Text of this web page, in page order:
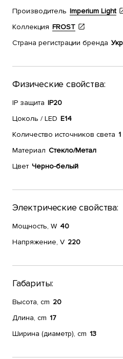
Производитель Imperium Light
Коллекция FROST
Страна регистрации бренда
Физические свойства:
IP защита IP20
Цоколь / LED E14
Количество источников света 1
Материал Стекло/Метал
Цвет Черно-белый
Электрические свойства:
Мощность, W 40
Напряжение, V 220
Габариты:
Высота, cm 20
Длина, cm 17
Ширина (диаметр), cm 13